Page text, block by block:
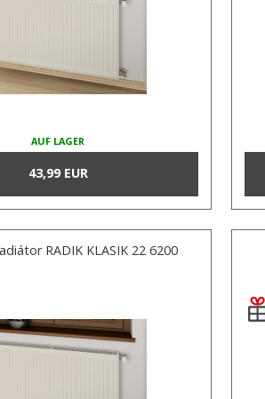
AUF LAGER
43,99 EUR
RADIK KLASIK 22 6200